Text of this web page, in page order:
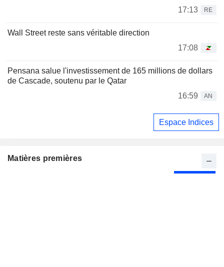
17:13
RE
Wall Street reste sans véritable direction
17:08
Pensana salue l'investissement de 165 millions de dollars
de Cascade, soutenu par le Qatar
16:59
AN
Espace Indices
Matières premières